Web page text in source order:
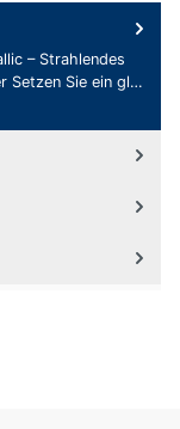
– Strahlendes
Setzen Sie ein gl…